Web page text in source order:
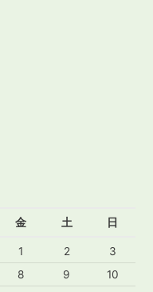
金 土 日
1 2
3
8 9
10